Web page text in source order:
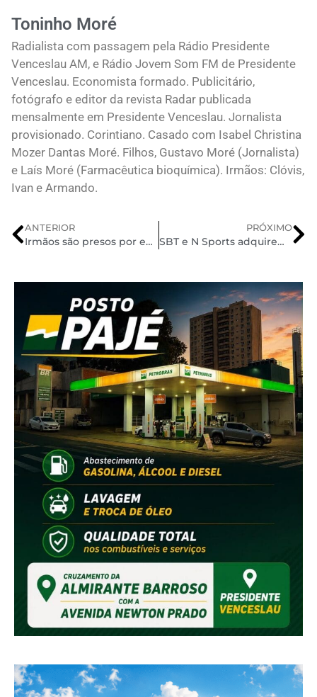
Toninho Moré
Radialista com passagem pela Rádio Presidente
Venceslau AM, e Rádio Jovem Som FM de Presidente
Venceslau. Economista formado. Publicitário,
fotógrafo e editor da revista Radar publicada
mensalmente em Presidente Venceslau. Jornalista
provisionado. Corintiano. Casado com Isabel Christina
Mozer Dantas Moré. Filhos, Gustavo Moré (Jornalista)
e Laís Moré (Farmacêutica bioquímica). Irmãos: Clóvis,
Ivan e Armando.
ANTERIOR
Irmãos são presos por envolvimento em tentativa de assassinato ocorrida em bar de PP
PRÓXIMO
SBT e N Sports adquirem direitos e transmitirão a Copa do Mundo de 2026